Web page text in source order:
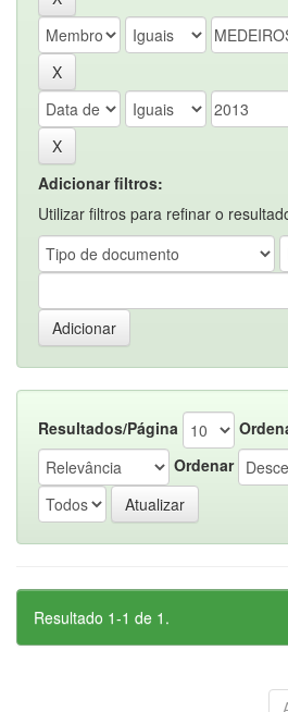
Adicionar filtros:
Utilizar filtros para refinar o
Resultados/Página
Ordenar
Resultado 1-1 de 1.